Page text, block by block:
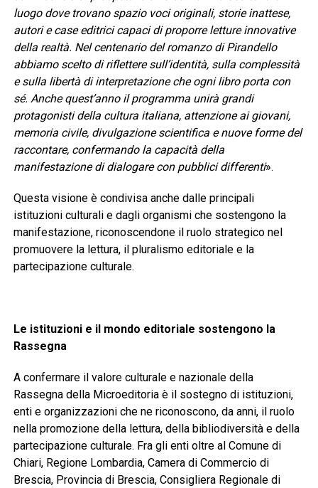
luogo dove trovano spazio voci originali, storie inattese,
autori e case editrici capaci di proporre letture innovative
della realtà. Nel centenario del romanzo di Pirandello
abbiamo scelto di riflettere sull’identità, sulla complessità
e sulla libertà di interpretazione che ogni libro porta con
sé. Anche quest’anno il programma unirà grandi
protagonisti della cultura italiana, attenzione ai giovani,
memoria civile, divulgazione scientifica e nuove forme del
raccontare, confermando la capacità della
manifestazione di dialogare con pubblici differenti».
Questa visione è condivisa anche dalle principali
istituzioni culturali e dagli organismi che sostengono la
manifestazione, riconoscendone il ruolo strategico nel
promuovere la lettura, il pluralismo editoriale e la
partecipazione culturale.
Le istituzioni e il mondo editoriale sostengono la
Rassegna
A confermare il valore culturale e nazionale della
Rassegna della Microeditoria è il sostegno di istituzioni,
enti e organizzazioni che ne riconoscono, da anni, il ruolo
nella promozione della lettura, della bibliodiversità e della
partecipazione culturale. Fra gli enti oltre al Comune di
Chiari, Regione Lombardia, Camera di Commercio di
Brescia, Provincia di Brescia, Consigliera Regionale di